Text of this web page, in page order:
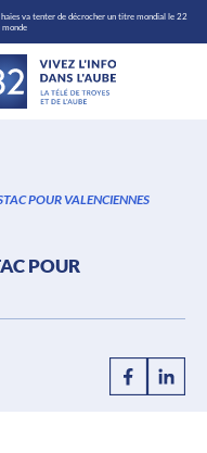
va tenter de décrocher un titre mondial le 22
monde
POUR VALENCIENNES
POUR